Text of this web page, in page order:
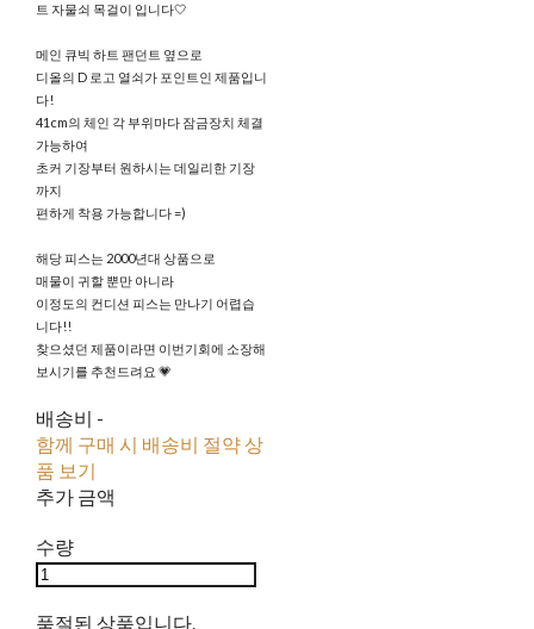
트 자물쇠 목걸이 입니다🤍
메인 큐빅 하트 팬던트 옆으로
디올의 D 로고 열쇠가 포인트인 제품입니
다!
41cm의 체인 각 부위마다 잠금장치 체결
가능하여
초커 기장부터 원하시는 데일리한 기장
까지
편하게 착용 가능합니다 =)
해당 피스는 2000년대 상품으로
매물이 귀할 뿐만 아니라
이정도의 컨디션 피스는 만나기 어렵습
니다!!
찾으셨던 제품이라면 이번기회에 소장해
보시기를 추천드려요 💗
배송비 -
함께 구매 시 배송비 절약 상
품 보기
추가 금액
수량
품절된 상품입니다.